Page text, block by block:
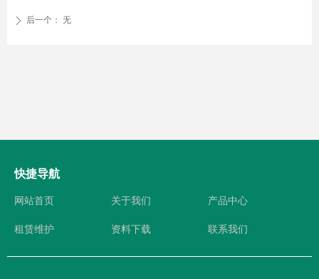
ꄲ 后一个： 无
快捷导航
网站首页 关于我们 产品中心
租赁维护 资料下载 联系我们